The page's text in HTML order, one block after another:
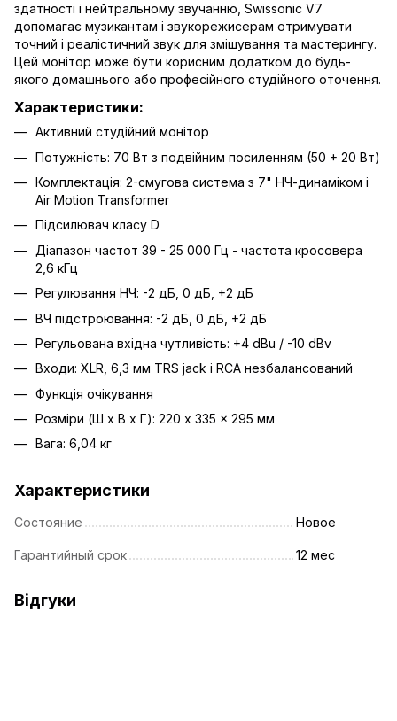
здатності і нейтральному звучанню, Swissonic V7
допомагає музикантам і звукорежисерам отримувати
точний і реалістичний звук для змішування та мастерингу.
Цей монітор може бути корисним додатком до будь-
якого домашнього або професійного студійного оточення.
Характеристики:
Активний студійний монітор
Потужність: 70 Вт з подвійним посиленням (50 + 20 Вт)
Комплектація: 2-смугова система з 7" НЧ-динаміком і
Air Motion Transformer
Підсилювач класу D
Діапазон частот 39 - 25 000 Гц - частота кросовера
2,6 кГц
Регулювання НЧ: -2 дБ, 0 дБ, +2 дБ
ВЧ підстроювання: -2 дБ, 0 дБ, +2 дБ
Регульована вхідна чутливість: +4 dBu / -10 dBv
Входи: XLR, 6,3 мм TRS jack і RCA незбалансований
Функція очікування
Розміри (Ш x В x Г): 220 x 335 x 295 мм
Вага: 6,04 кг
Характеристики
Состояние Новое
Гарантийный срок 12 мес
Відгуки